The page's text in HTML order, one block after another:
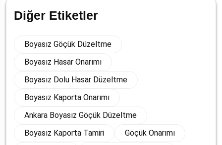
Diğer Etiketler
Boyasız Göçük Düzeltme
Boyasız Hasar Onarımı
Boyasız Dolu Hasar Düzeltme
Boyasız Kaporta Onarımı
Ankara Boyasız Göçük Düzeltme
Boyasız Kaporta Tamiri
Göçük Onarımı